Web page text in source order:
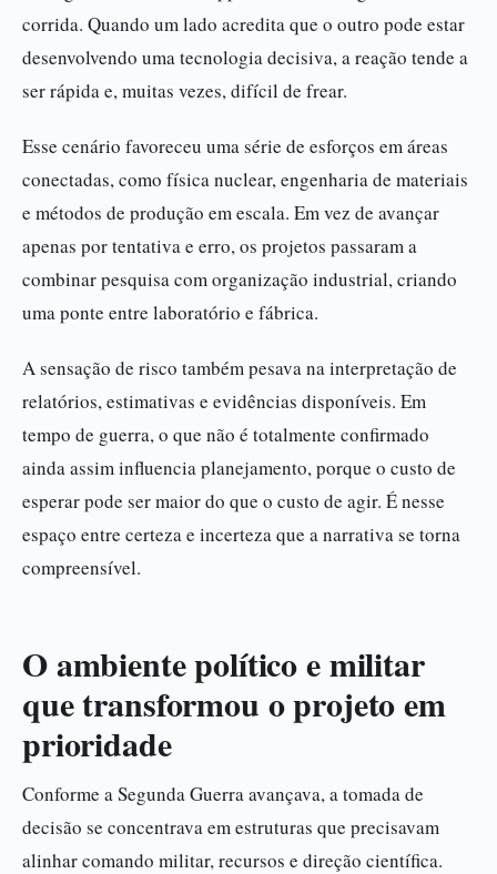
corrida. Quando um lado acredita que o outro pode estar
desenvolvendo uma tecnologia decisiva, a reação tende a
ser rápida e, muitas vezes, difícil de frear.
Esse cenário favoreceu uma série de esforços em áreas
conectadas, como física nuclear, engenharia de materiais
e métodos de produção em escala. Em vez de avançar
apenas por tentativa e erro, os projetos passaram a
combinar pesquisa com organização industrial, criando
uma ponte entre laboratório e fábrica.
A sensação de risco também pesava na interpretação de
relatórios, estimativas e evidências disponíveis. Em
tempo de guerra, o que não é totalmente confirmado
ainda assim influencia planejamento, porque o custo de
esperar pode ser maior do que o custo de agir. É nesse
espaço entre certeza e incerteza que a narrativa se torna
compreensível.
O ambiente político e militar
que transformou o projeto em
prioridade
Conforme a Segunda Guerra avançava, a tomada de
decisão se concentrava em estruturas que precisavam
alinhar comando militar, recursos e direção científica.